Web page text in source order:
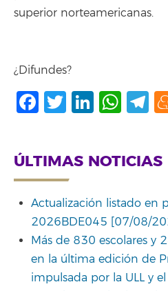
superior norteamericanas.
¿Difundes?
Facebook
Twitter
ÚLTIMAS NOTICIAS
Actualización listado en
2026BDE045 [07/08/
Más de 830 escolares y
en la última edición de
impulsada por la ULL y